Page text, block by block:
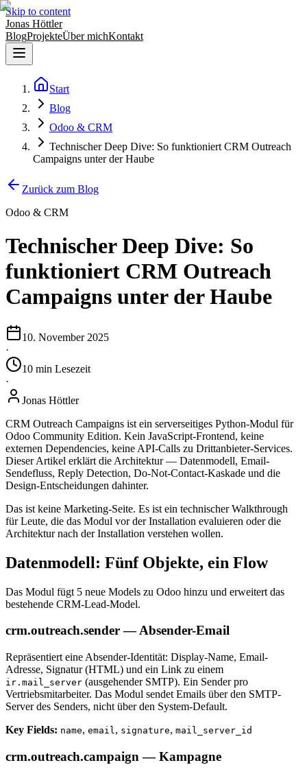
Skip to content
Jonas Höttler
BlogProjekteÜber michKontakt
Start
Blog
Odoo & CRM
Technischer Deep Dive: So funktioniert CRM Outreach
Campaigns unter der Haube
Zurück zum Blog
Odoo & CRM
Technischer Deep Dive: So
funktioniert CRM Outreach
Campaigns unter der Haube
10. November 2025
·
10 min Lesezeit
·
Jonas Höttler
CRM Outreach Campaigns ist ein serverseitiges Python-Modul für
Odoo Community Edition. Kein JavaScript-Frontend, keine
externen Dependencies, keine API-Calls zu Drittanbieter-Services.
Dieser Artikel erklärt die Architektur — Datenmodell, Email-
Sendefluss, Reply Detection, Do-Not-Contact-Kaskade und die
Design-Entscheidungen dahinter.
Das ist keine Marketing-Seite. Es ist ein technischer Walkthrough
für Leute, die das Modul vor der Installation evaluieren oder die
Architektur nach der Installation verstehen wollen.
Datenmodell: Fünf Objekte, ein Flow
Das Modul fügt 5 neue Models zu Odoo hinzu und erweitert das
bestehende CRM-Lead-Model.
crm.outreach.sender — Absender-Email
Repräsentiert eine Absender-Identität: Display-Name, Email-
Adresse, Signatur (HTML) und ein Link zu einem
ir.mail_server (ausgehender SMTP). Ein Sender pro
Vertriebsmitarbeiter. Das Modul sendet Emails über den SMTP-
Server des Senders, nicht über den System-Default.
Key Fields: name, email, signature, mail_server_id
crm.outreach.campaign — Kampagne